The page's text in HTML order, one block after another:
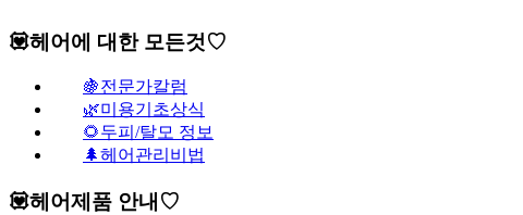
💟헤어에 대한 모든것♡
🍇전문가칼럼
🌿미용기초상식
🌻두피/탈모 정보
🌲헤어관리비법
💟헤어제품 안내♡